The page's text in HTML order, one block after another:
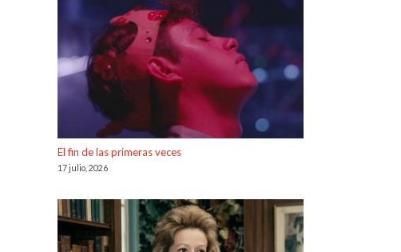
El fin de las primeras veces
17 julio, 2026